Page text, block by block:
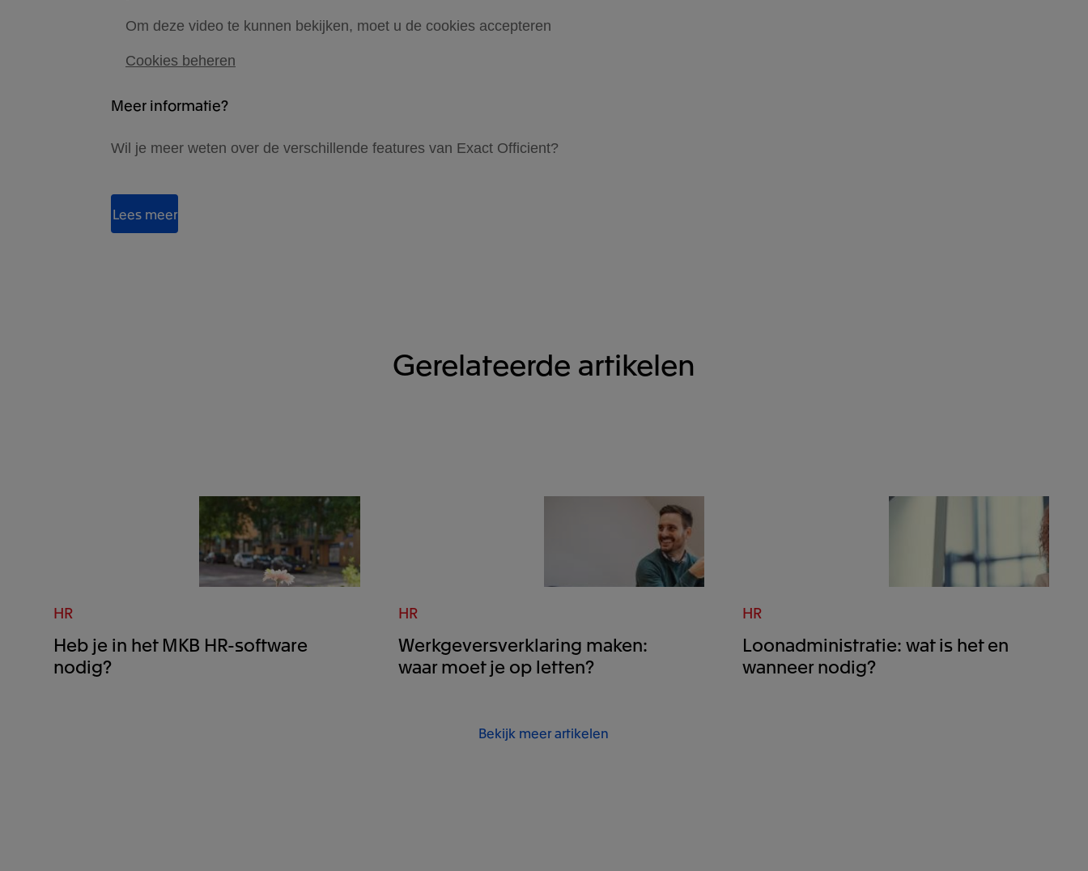
Om deze video te kunnen bekijken, moet u de cookies accepteren
Cookies beheren
Meer informatie?
Wil je meer weten over de verschillende features van Exact Officient?
Lees meer
Gerelateerde artikelen
HR
Heb je in het MKB HR-software
nodig?
HR
Werkgeversverklaring maken:
waar moet je op letten?
HR
Loonadministratie: wat is het en
wanneer nodig?
Bekijk meer artikelen